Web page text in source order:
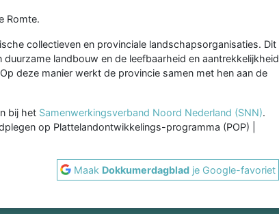
Romte.
collectieven en provinciale landschapsorganisaties. Dit
landbouw en de leefbaarheid en aantrekkelijkheid
deze manier werkt de provincie samen met hen aan de
bij het Samenwerkingsverband Noord Nederland (SNN).
op Plattelandontwikkelings-programma (POP) |
Maak Dokkumerdagblad je Google-favoriet